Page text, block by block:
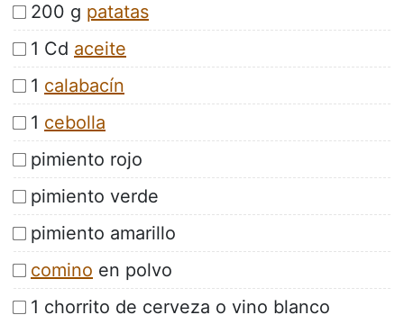
200 g patatas
1 Cd aceite
1 calabacín
1 cebolla
pimiento rojo
pimiento verde
pimiento amarillo
comino en polvo
1 chorrito de cerveza o vino blanco